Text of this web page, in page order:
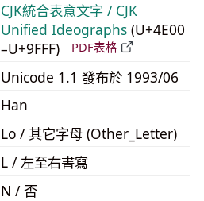
CJK統合表意文字 / CJK
Unified Ideographs (U+4E00
–U+9FFF)
PDF表格
Unicode 1.1 發布於 1993/06
Han
Lo / 其它字母 (Other_Letter)
L / 左至右書寫
N / 否